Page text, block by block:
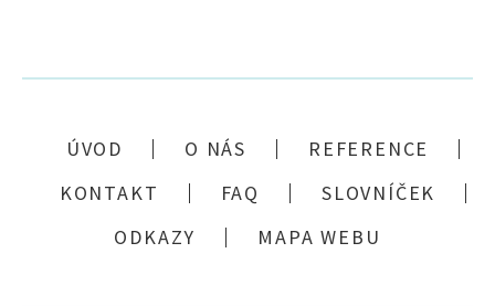
ÚVOD O NÁS
REFERENCE
KONTAKT
FAQ
SLOVNÍČEK
ODKAZY
MAPA WEBU